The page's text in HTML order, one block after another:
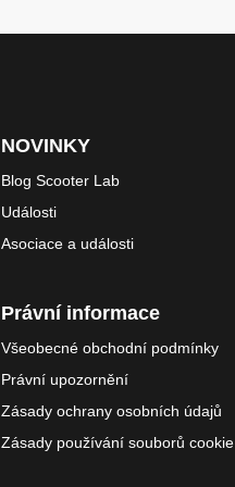
NOVINKY
Blog Scooter Lab
Události
Asociace a události
Právní informace
Všeobecné obchodní podmínky
Právní upozornění
Zásady ochrany osobních údajů
Zásady používání souborů cookie